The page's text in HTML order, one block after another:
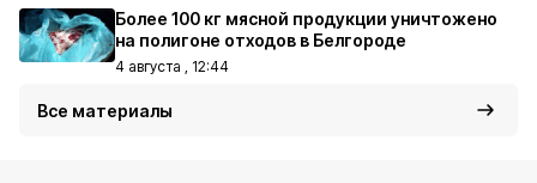
Более 100 кг мясной продукции уничтожено
на полигоне отходов в Белгороде
4 августа , 12:44
Все материалы